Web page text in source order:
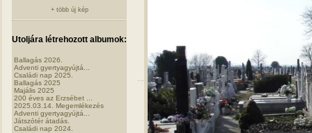
+ több új kép
Utoljára létrehozott albumok:
Ballagás 2026.
Adventi gyertyagyújtá...
Családi nap 2025.
Ballagás 2025
Majális 2025
200 éves az Erzsébet ...
2025.03.14. Megemlékezés
Adventi gyertyagyújtá...
Játszótér átadás.
Családi nap 2024.